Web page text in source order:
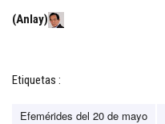
(Anlay)
Etiquetas :
Efemérides del 20 de mayo